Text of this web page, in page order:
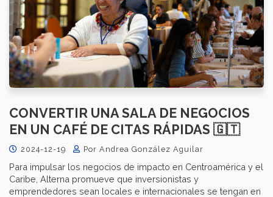
CONVERTIR UNA SALA DE NEGOCIOS
EN UN CAFÉ DE CITAS RÁPIDAS 🇬🇹
2024-12-19 Por Andrea González Aguilar
Para impulsar los negocios de impacto en Centroamérica y el
Caribe, Alterna promueve que inversionistas y
emprendedores sean locales e internacionales se tengan en